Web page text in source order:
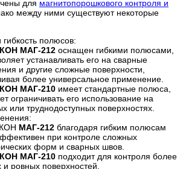
для магнитопорошкового контроля и
между ними существуют некоторые
гибкость полюсов:
МАГ-212 оснащен гибкими полюсами,
устанавливать его на сварные
и другие сложные поверхности,
более универсальное применение.
МАГ-210 имеет стандартные полюса,
ограничивать его использование на
или труднодоступных поверхностях.
МАГ-212 благодаря гибким полюсам
при контроле сложных
форм и сварных швов.
МАГ-210 подходит для контроля более
и ровных поверхностей.